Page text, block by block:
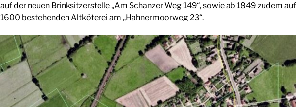
auf der neuen Brinksitzerstelle „Am Schanzer Weg 149“, sowie ab 1849 zudem
1600 bestehenden Altköterei am „Hahnermoorweg 23“.